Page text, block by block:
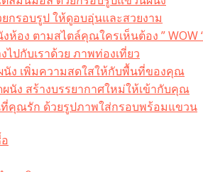
กรอบรูป ให้ดูอบอุ่นและสวยงาม
ห้อง ตามสไตล์คุณใครเห็นต้อง ” WOW
ไปกับเราด้วย ภาพท่องเที่ยว
นัง เพิ่มความสดใสให้กับพื้นที่ของคุณ
นัง สร้างบรรยากาศใหม่ให้เข้ากับคุณ
ที่คุณรัก ด้วยรูปภาพใส่กรอบพร้อมแขวน​